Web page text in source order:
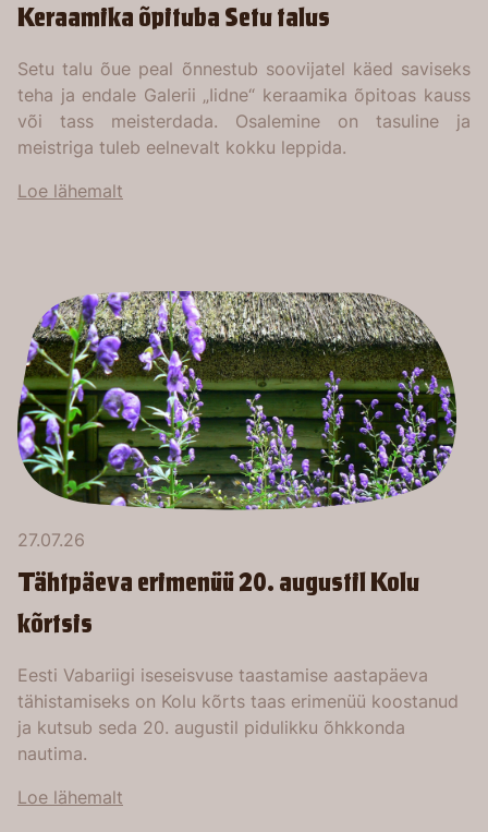
Keraamika õpituba Setu talus
Setu talu õue peal õnnestub soovijatel käed saviseks
teha ja endale Galerii „Iidne“ keraamika õpitoas kauss
või tass meisterdada. Osalemine on tasuline ja
meistriga tuleb eelnevalt kokku leppida.
Loe lähemalt
27.07.26
Tähtpäeva erimenüü 20. augustil Kolu
kõrtsis
Eesti Vabariigi iseseisvuse taastamise aastapäeva
tähistamiseks on Kolu kõrts taas erimenüü koostanud
ja kutsub seda 20. augustil pidulikku õhkkonda
nautima.
Loe lähemalt